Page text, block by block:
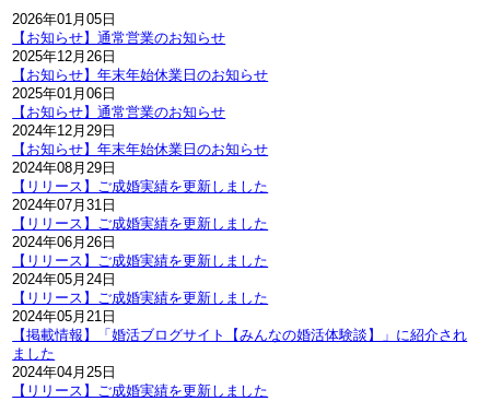
2026年01月05日
【お知らせ】通常営業のお知らせ
2025年12月26日
【お知らせ】年末年始休業日のお知らせ
2025年01月06日
【お知らせ】通常営業のお知らせ
2024年12月29日
【お知らせ】年末年始休業日のお知らせ
2024年08月29日
【リリース】ご成婚実績を更新しました
2024年07月31日
【リリース】ご成婚実績を更新しました
2024年06月26日
【リリース】ご成婚実績を更新しました
2024年05月24日
【リリース】ご成婚実績を更新しました
2024年05月21日
【掲載情報】「婚活ブログサイト【みんなの婚活体験談】」に紹介され
ました
2024年04月25日
【リリース】ご成婚実績を更新しました